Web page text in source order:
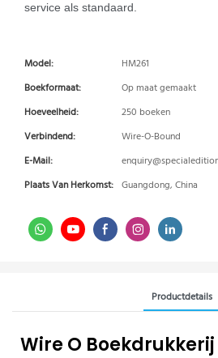
service als standaard.
Model:
HM261
Boekformaat:
Op maat gemaakt
Hoeveelheid:
250 boeken
Verbindend:
Wire-O-Bound
E-Mail:
Plaats Van Herkomst: Guangdong, China
Productdetails
Wire O Boekdrukkerij